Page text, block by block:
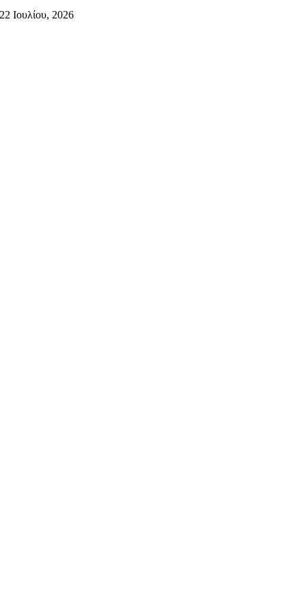
22 Ιουλίου, 2026